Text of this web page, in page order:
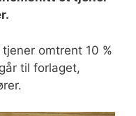
omtrent 10 %
til forlaget,